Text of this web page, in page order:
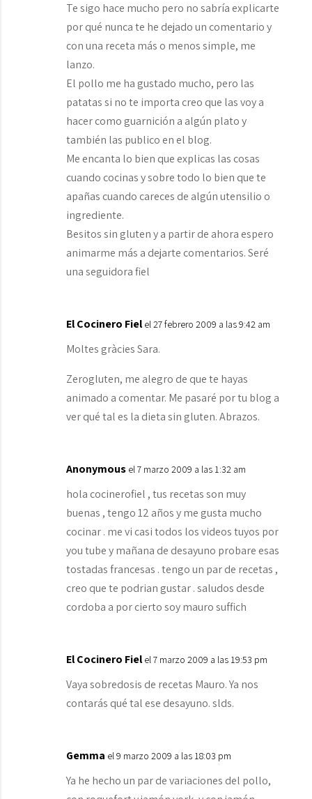
Te sigo hace mucho pero no sabría explicarte
por qué nunca te he dejado un comentario y
con una receta más o menos simple, me
lanzo.
El pollo me ha gustado mucho, pero las
patatas si no te importa creo que las voy a
hacer como guarnición a algún plato y
también las publico en el blog.
Me encanta lo bien que explicas las cosas
cuando cocinas y sobre todo lo bien que te
apañas cuando careces de algún utensilio o
ingrediente.
Besitos sin gluten y a partir de ahora espero
animarme más a dejarte comentarios. Seré
una seguidora fiel
El Cocinero Fiel el 27 febrero 2009 a las 9:42 am
Moltes gràcies Sara.
Zerogluten, me alegro de que te hayas
animado a comentar. Me pasaré por tu blog a
ver qué tal es la dieta sin gluten. Abrazos.
Anonymous el 7 marzo 2009 a las 1:32 am
hola cocinerofiel , tus recetas son muy
buenas , tengo 12 años y me gusta mucho
cocinar . me vi casi todos los videos tuyos por
you tube y mañana de desayuno probare esas
tostadas francesas . tengo un par de recetas ,
creo que te podrian gustar . saludos desde
cordoba a por cierto soy mauro suffich
El Cocinero Fiel el 7 marzo 2009 a las 19:53 pm
Vaya sobredosis de recetas Mauro. Ya nos
contarás qué tal ese desayuno. slds.
Gemma el 9 marzo 2009 a las 18:03 pm
Ya he hecho un par de variaciones del pollo,